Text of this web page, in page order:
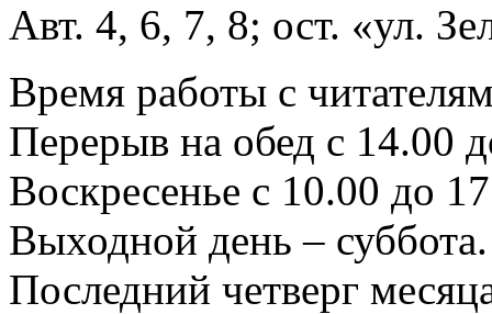
Авт. 4, 6, 7, 8; ост. «ул.
Время работы с
Перерыв на обед с 14.00
Воскресенье с 10.00 до
Выходной день – суббота.
Последний четверг